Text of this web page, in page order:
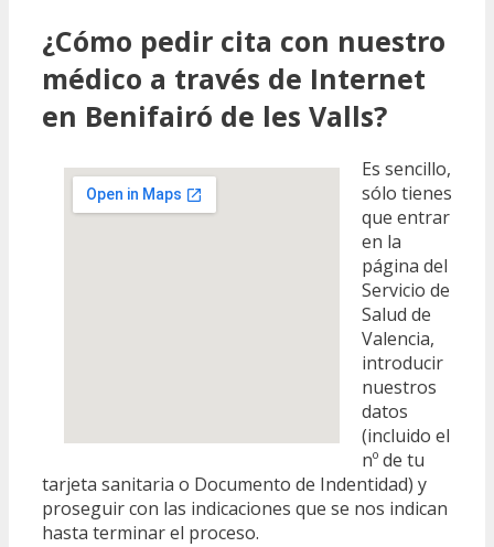
¿Cómo pedir cita con nuestro
médico a través de Internet
en Benifairó de les Valls?
Es sencillo,
sólo tienes
que entrar
en la
página del
Servicio de
Salud de
Valencia,
introducir
nuestros
datos
(incluido el
nº de tu
tarjeta sanitaria o Documento de Indentidad) y
proseguir con las indicaciones que se nos indican
hasta terminar el proceso.